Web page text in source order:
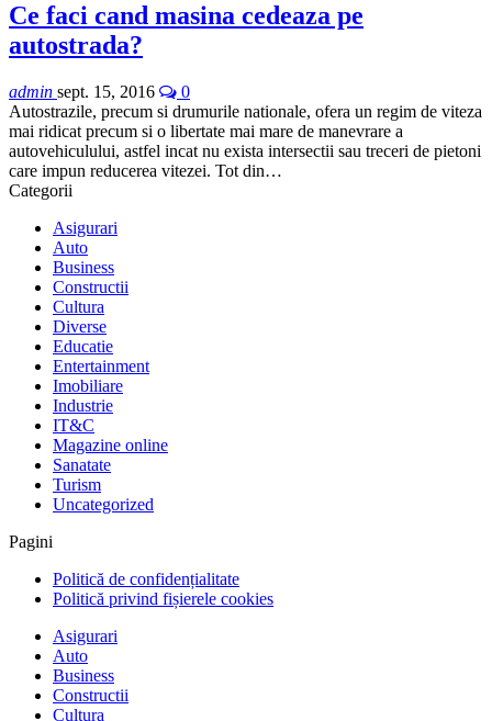
Ce faci cand masina cedeaza pe
autostrada?
admin sept. 15, 2016
0
Autostrazile, precum si drumurile nationale, ofera un regim de viteza
mai ridicat precum si o libertate mai mare de manevrare a
autovehiculului, astfel incat nu exista intersectii sau treceri de pietoni
care impun reducerea vitezei. Tot din…
Categorii
Asigurari
Auto
Business
Constructii
Cultura
Diverse
Educatie
Entertainment
Imobiliare
Industrie
IT&C
Magazine online
Sanatate
Turism
Uncategorized
Pagini
Politică de confidențialitate
Politică privind fișierele cookies
Asigurari
Auto
Business
Constructii
Cultura